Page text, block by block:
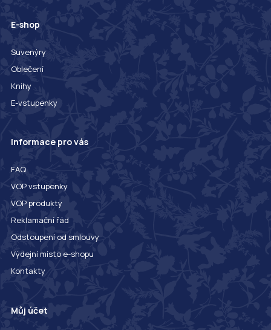
E-shop
Suvenýry
Oblečení
Knihy
E-vstupenky
Informace pro vás
FAQ
VOP vstupenky
VOP produkty
Reklamační řád
Odstoupení od smlouvy
Výdejní místo e-shopu
Kontakty
Můj účet